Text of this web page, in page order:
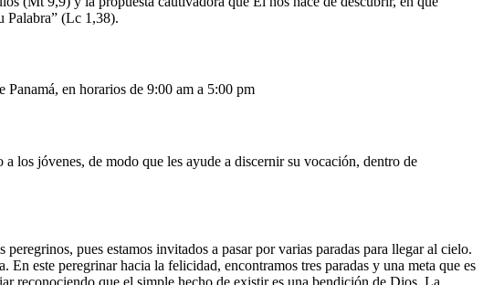
Palabra” (Lc 1,38).
en horarios de 9:00 am a 5:00 pm
los jóvenes, de modo que les ayude a discernir su vocación, dentro de
pues estamos invitados a pasar por varias paradas para llegar al cielo.
este peregrinar hacia la felicidad, encontramos tres paradas y una meta que es